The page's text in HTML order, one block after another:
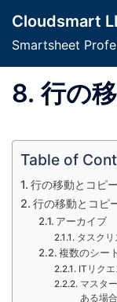
ン
Cloudsmart
Smartsheet
8. 行の
Table of
行の移動とコピ
行の移動とコピ
アーカイブ
タスク
複数のシー
ITリク
マスタ
ある場合